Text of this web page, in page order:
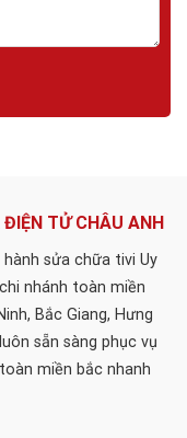
TỬ CHÂU ANH
sửa chữa tivi Uy
nhánh toàn miền
Bắc Giang, Hưng
sẵn sàng phục vụ
miền bắc nhanh